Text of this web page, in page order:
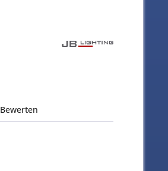
Bewerten